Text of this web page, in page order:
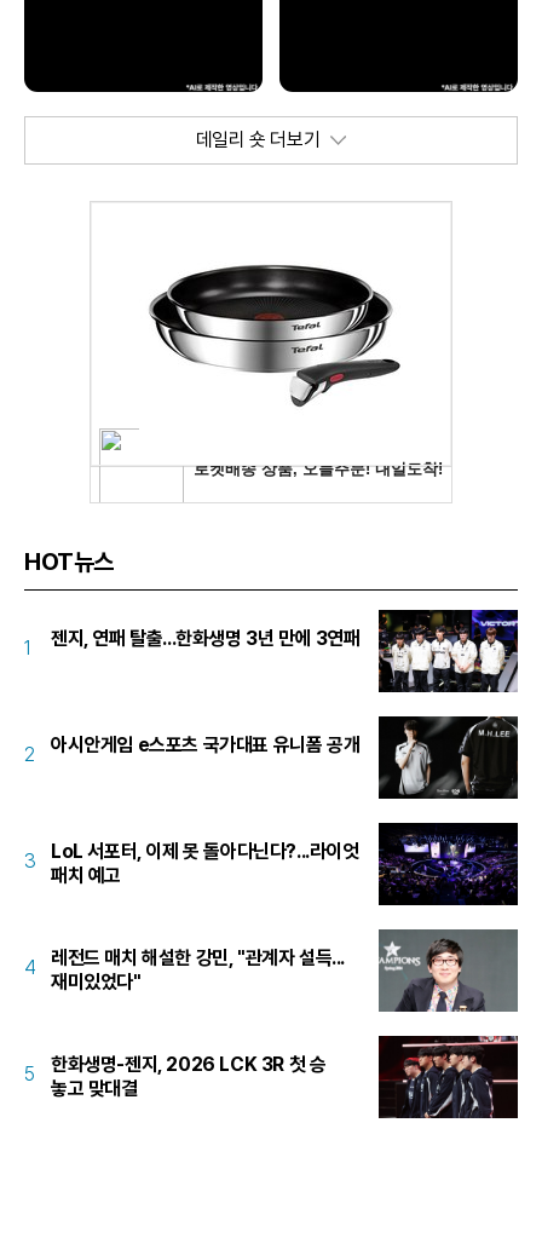
데일리 숏 더보기
HOT뉴스
1 젠지, 연패 탈출...한화생명 3년 만에 3연패
2 아시안게임 e스포츠 국가대표 유니폼 공개
3
LoL 서포터, 이제 못 돌아다닌다?...라이엇
패치 예고
4
레전드 매치 해설한 강민, "관계자 설득...
재미있었다"
5
한화생명-젠지, 2026 LCK 3R 첫 승
놓고 맞대결